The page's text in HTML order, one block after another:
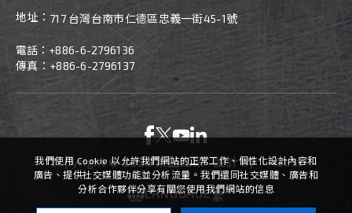
地址： 717 台灣台南市仁德區忠義一街45-1號
電話： +886-6-2796136
傳真：+886-6-2796137
Copyright © 2026 萊益工業 設計 by -iBest
LANGUAGE繁
我們使用 Cookie 以允許我們網站的正常工作、個性化設計內容和
廣告、提供社交媒體功能並分析流量。我們還同社交媒體、廣告和
分析合作夥伴分享有關您使用我們網站的信息